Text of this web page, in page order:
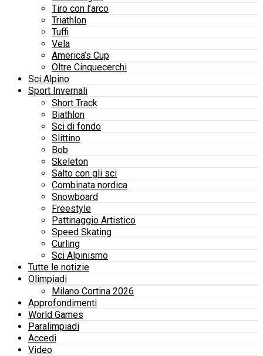
Tiro con l’arco
Triathlon
Tuffi
Vela
America’s Cup
Oltre Cinquecerchi
Sci Alpino
Sport Invernali
Short Track
Biathlon
Sci di fondo
Slittino
Bob
Skeleton
Salto con gli sci
Combinata nordica
Snowboard
Freestyle
Pattinaggio Artistico
Speed Skating
Curling
Sci Alpinismo
Tutte le notizie
Olimpiadi
Milano Cortina 2026
Approfondimenti
World Games
Paralimpiadi
Accedi
Video